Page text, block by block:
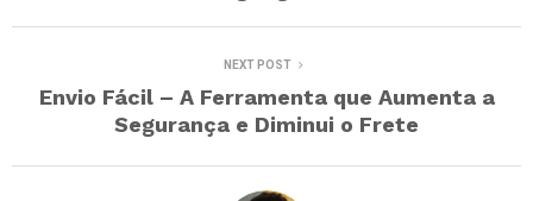
NEXT POST
Envio Fácil – A Ferramenta que Aumenta a
Segurança e Diminui o Frete